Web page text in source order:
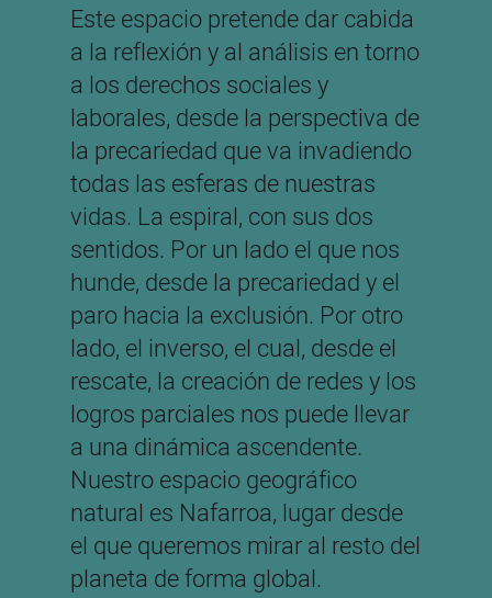
Este espacio pretende dar cabida
a la reflexión y al análisis en torno
a los derechos sociales y
laborales, desde la perspectiva de
la precariedad que va invadiendo
todas las esferas de nuestras
vidas. La espiral, con sus dos
sentidos. Por un lado el que nos
hunde, desde la precariedad y el
paro hacia la exclusión. Por otro
lado, el inverso, el cual, desde el
rescate, la creación de redes y los
logros parciales nos puede llevar
a una dinámica ascendente.
Nuestro espacio geográfico
natural es Nafarroa, lugar desde
el que queremos mirar al resto del
planeta de forma global.